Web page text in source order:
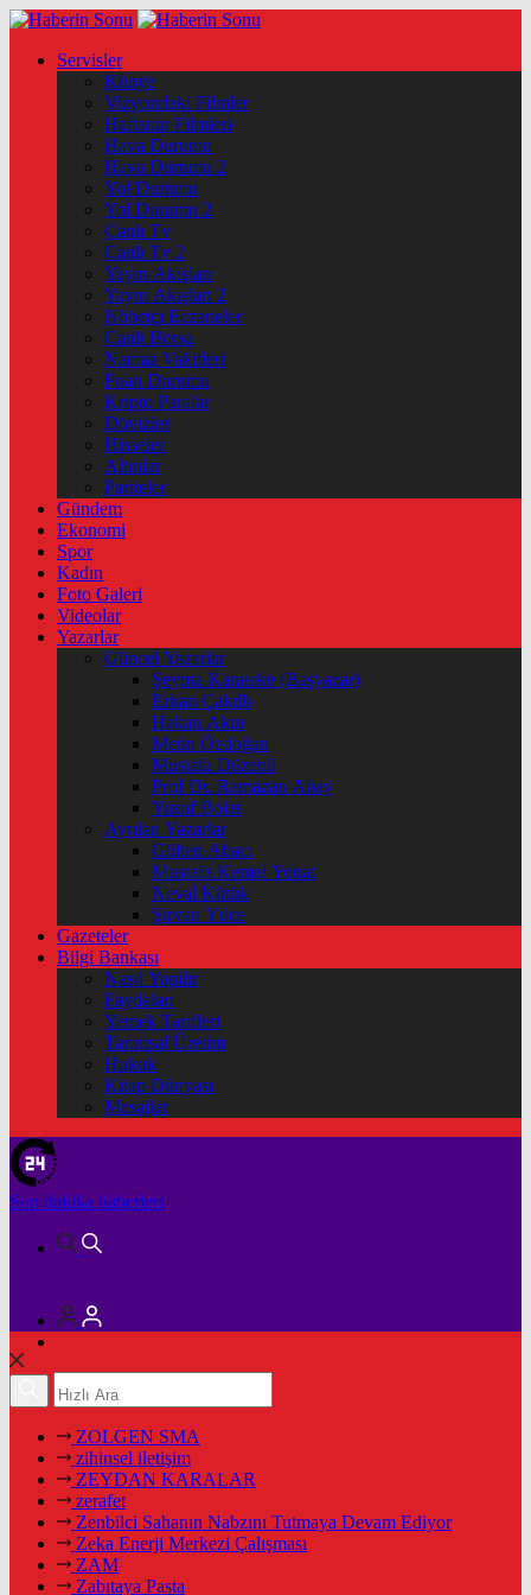
Servisler
Künye
Vizyondaki Filmler
Haftanin Filmleri
Hava Durumu
Hava Durumu 2
Yol Durumu
Yol Durumu 2
Canlı Tv
Canlı Tv 2
Yayın Akışları
Yayın Akışları 2
Nöbetçi Eczaneler
Canlı Borsa
Namaz Vakitleri
Puan Durumu
Kripto Paralar
Dövizler
Hisseler
Altınlar
Pariteler
Gündem
Ekonomi
Spor
Kadın
Foto Galeri
Videolar
Yazarlar
Güncel Yazarlar
Şeyma Karateke (Başyazar)
Erkan Çakıllı
Hakan Akın
Metin Özdoğan
Mustafa Düzenli
Prof Dr. Ramazan Abay
Yusuf Bolat
Ayrılan Yazarlar
Gülten Abacı
Mustafa Kemal Yonat
Neval Kütük
Şirvan Yüce
Gazeteler
Bilgi Bankası
Nasıl Yapılır
Faydaları
Yemek Tarifleri
Tarımsal Üretim
Hukuk
Kitap Dünyası
Mesajlar
Son dakika haberleri
ZOLGEN SMA
zihinsel iletişim
ZEYDAN KARALAR
zerafet
Zenbilci Sahanın Nabzını Tutmaya Devam Ediyor
Zeka Enerji Merkezi Çalışması
ZAM
Zabıtaya Pasta